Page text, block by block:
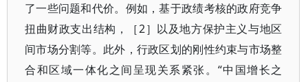
了一些问题和代价。例如，基于政绩考核的政府竞争
扭曲财政支出结构，［2］以及地方保护主义与地区
间市场分割等。此外，行政区划的刚性约束与市场整
合和区域一体化之间呈现关系紧张。“中国增长之